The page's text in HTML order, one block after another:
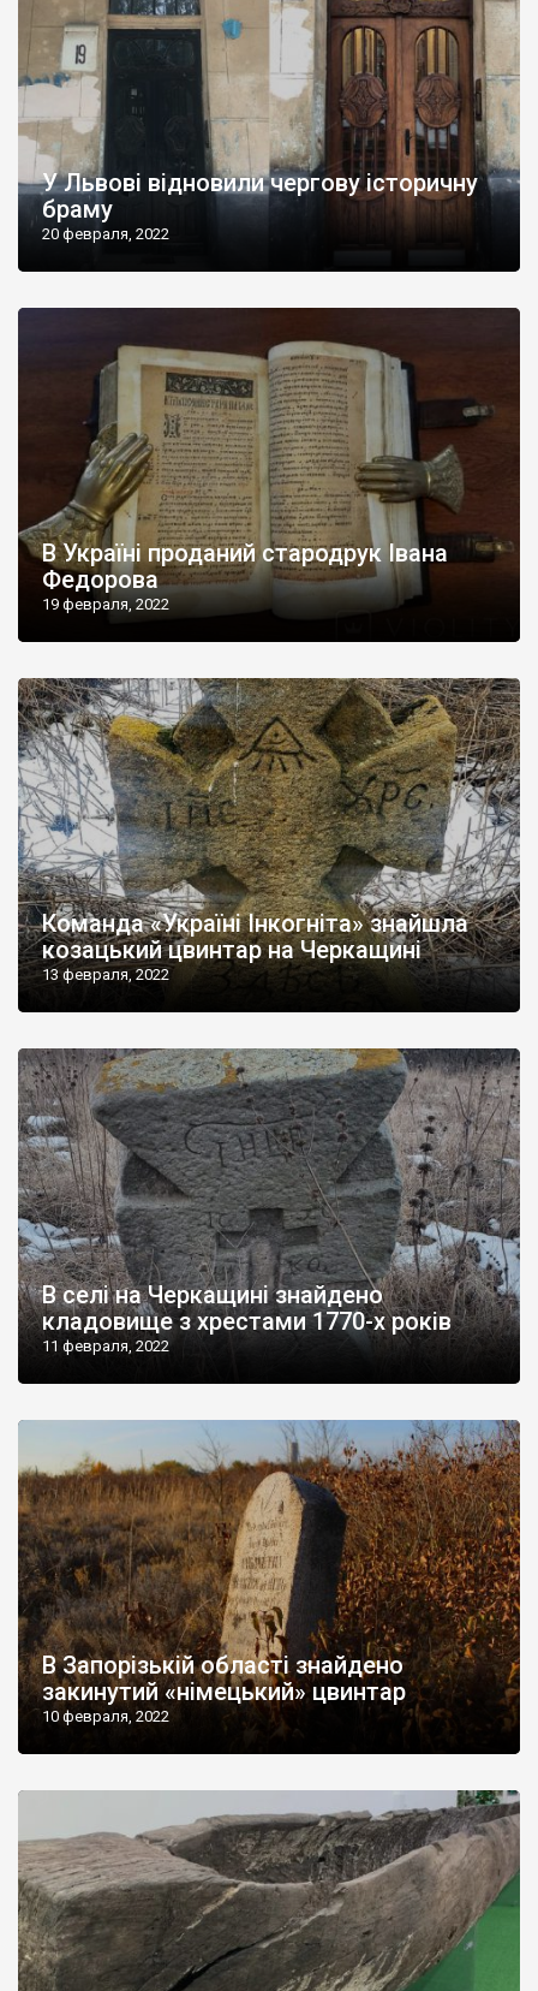
У Львові відновили чергову історичну
браму
20 февраля, 2022
В Україні проданий стародрук Івана
Федорова
19 февраля, 2022
Команда «Україні Інкогніта» знайшла
козацький цвинтар на Черкащині
13 февраля, 2022
В селі на Черкащині знайдено
кладовище з хрестами 1770-х років
11 февраля, 2022
В Запорізькій області знайдено
закинутий «німецький» цвинтар
10 февраля, 2022